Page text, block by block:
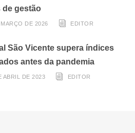
de gestão
DE 2026 EDITOR
São Vicente supera índices
antes da pandemia
ABRIL DE 2023 EDITOR